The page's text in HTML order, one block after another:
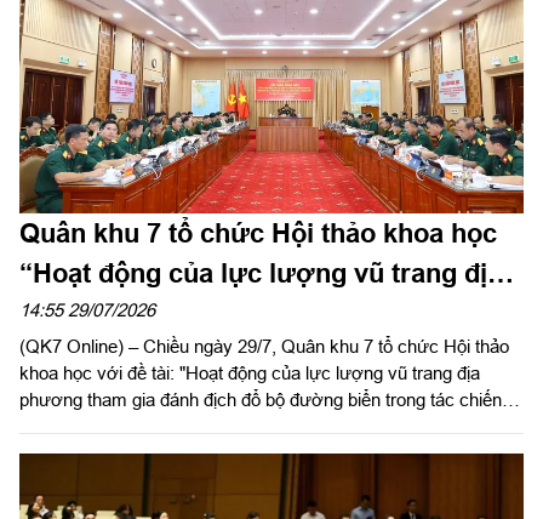
Quân khu 7 tổ chức Hội thảo khoa học
“Hoạt động của lực lượng vũ trang địa
phương tham gia đánh địch đổ bộ
đường biển trong tác chiến phòng thủ
Quân khu”
14:55 29/07/2026
(QK7 Online) – Chiều ngày 29/7, Quân khu 7 tổ chức Hội thảo
khoa học với đề tài: "Hoạt động của lực lượng vũ trang địa
phương tham gia đánh địch đổ bộ đường biển trong tác chiến
Chấp hành Trung ương Đảng, Ủy viên Quân ủy Trung ương,
Phó Bí thư Đảng ủy, Tư lệnh Quân khu, Chủ nhiệm đề tài chủ
trì hội thảo.